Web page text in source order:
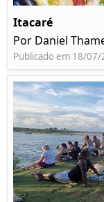
Itacaré
Por Daniel
Publicado em 18/07/